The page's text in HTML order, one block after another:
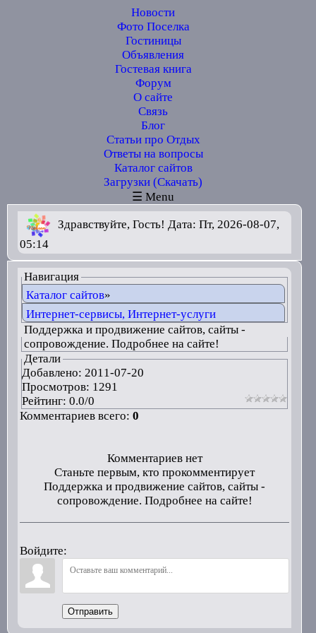
Новости
Фото Поселка
Гостиницы
Объявления
Гостевая книга
Форум
О сайте
Связь
Блог
Статьи про Отдых
Ответы на вопросы
Каталог сайтов
Загрузки (Скачать)
☰ Menu
Здравствуйте, Гость! Дата: Пт, 2026-08-07,
05:14
Навигация
Каталог сайтов»
Интернет-сервисы, Интернет-услуги
Поддержка и продвижение сайтов, сайты -
сопровождение. Подробнее на сайте!
Детали
Добавлено: 2011-07-20
Просмотров: 1291
Рейтинг: 0.0/0
Комментариев всего: 0
Комментариев нет
Станьте первым, кто прокомментирует
Поддержка и продвижение сайтов, сайты -
сопровождение. Подробнее на сайте!
Войдите:
Отправить